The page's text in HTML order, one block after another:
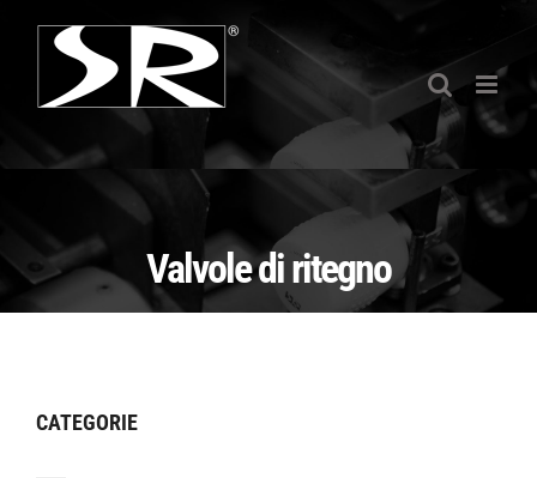
contenuto
Valvole di ritegno
CATEGORIE